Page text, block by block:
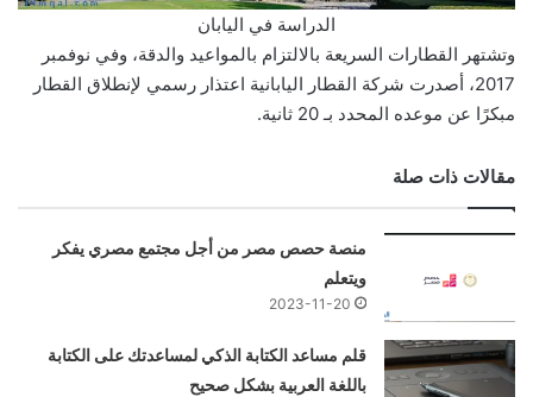
الدراسة في اليابان
وتشتهر القطارات السريعة بالالتزام بالمواعيد والدقة، وفي نوفمبر
2017، أصدرت شركة القطار اليابانية اعتذار رسمي لإنطلاق القطار
مبكرًا عن موعده المحدد بـ 20 ثانية.
مقالات ذات صلة
منصة حصص مصر من أجل مجتمع مصري يفكر
ويتعلم
2023-11-20
قلم مساعد الكتابة الذكي لمساعدتك على الكتابة
باللغة العربية بشكل صحيح